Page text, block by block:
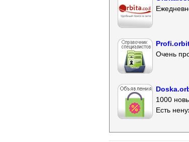
Очень
1000
Есть